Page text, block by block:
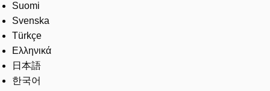
Suomi
Svenska
Türkçe
Ελληνικά
日本語
한국어